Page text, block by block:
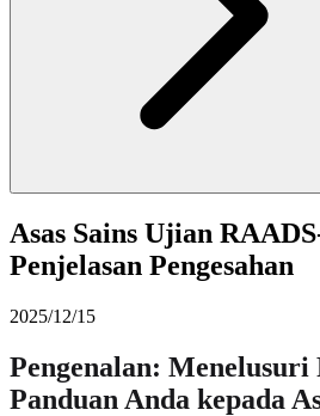
Asas Sains Ujian
Penjelasan Pengesahan
2025/12/15
Pengenalan: Menelusuri
Panduan Anda kepada